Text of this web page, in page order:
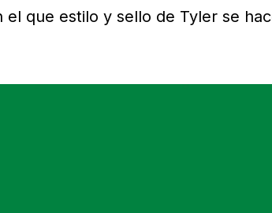
que estilo y sello de Tyler se